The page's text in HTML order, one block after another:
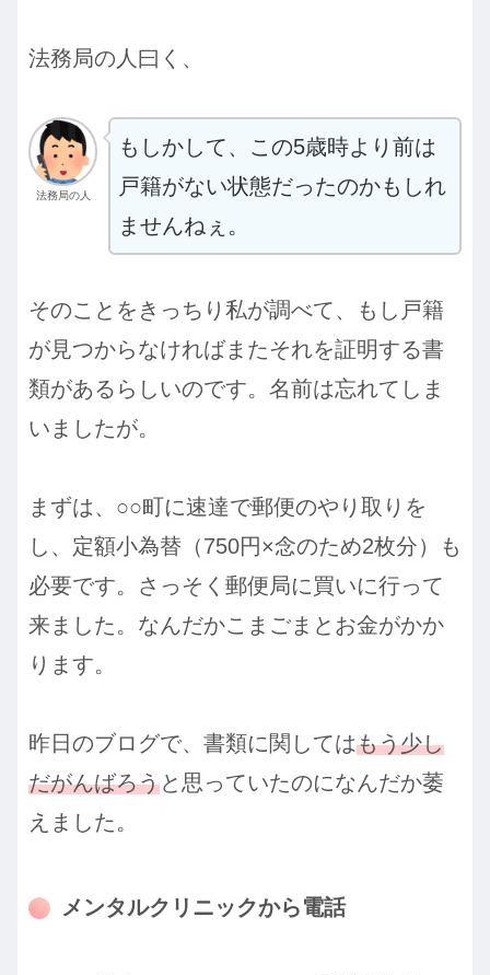
法務局の人曰く、
法務局の人
もしかして、この5歳時より前は
戸籍がない状態だったのかもしれ
ませんねぇ。
そのことをきっちり私が調べて、もし戸籍
が見つからなければまたそれを証明する書
類があるらしいのです。名前は忘れてしま
いましたが。
まずは、○○町に速達で郵便のやり取りを
し、定額小為替（750円×念のため2枚分）も
必要です。さっそく郵便局に買いに行って
来ました。なんだかこまごまとお金がかか
ります。
昨日のブログで、書類に関してはもう少し
だがんばろうと思っていたのになんだか萎
えました。
メンタルクリニックから電話